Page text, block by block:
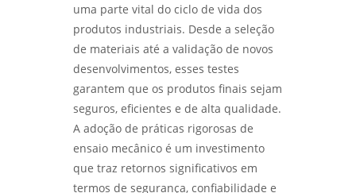
ENSAIO DE IMPACTO CHARPY E IZOD:
ENGENHARIA - LABMETAL
LABORATÓRIO DE ENSAIOS MECÂNICOS:
COMO GARANTIR A QUALIDADE E SEGURANÇA
DOS MATERIAIS - LABMETAL
LABORATÓRIO DE ENSAIOS: COMO ESCOLHER
O MELHOR PARA SUAS NECESSIDADES DE
TESTES E ANÁLISES - LABMETAL
uma parte vital do ciclo de vida dos
produtos industriais. Desde a seleção
de materiais até a validação de novos
desenvolvimentos, esses testes
garantem que os produtos finais sejam
seguros, eficientes e de alta qualidade.
A adoção de práticas rigorosas de
ensaio mecânico é um investimento
que traz retornos significativos em
termos de segurança, confiabilidade e